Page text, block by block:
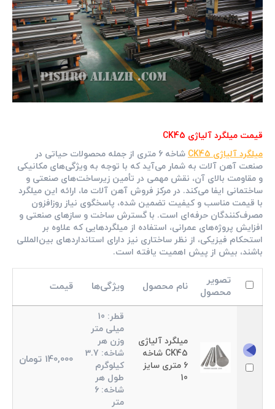
قیمت میلگرد آلیاژی CK45
میلگرد آلیاژی CK45
شاخه 6 متری از جمله محصولات حیاتی در
صنعت آهن آلات به شمار می‌آید که با توجه به ویژگی‌های مکانیکی
و مقاومت بالای آن، نقش مهمی در تأمین زیرساخت‌های صنعتی و
ساختمانی ایفا می‌کند. در مرکز فروش آهن آلات ما، ارائه این میلگرد
با قیمت مناسب و کیفیت تضمین شده، پاسخگوی نیاز روزافزون
مصرف‌کنندگان حرفه‌ای است. با گسترش ساخت و سازهای صنعتی و
افزایش پروژه‌های عمرانی، استفاده از میلگردهایی که علاوه بر
استحکام فیزیکی، از نظر ساختاری نیز دارای استانداردهای بین‌المللی
باشند، بیش از پیش اهمیت یافته است.
تصویر
محصول
نام محصول ویژگی‌‌ها قیمت
میلگرد آلیاژی
CK45 شاخه
6 متری سایز
10
قطر: 10
میلی متر
وزن هر
شاخه: 3.7
کیلوگرم
طول هر
شاخه: 6
متر
140,000 تومان